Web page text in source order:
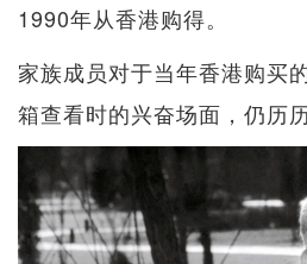
1990年从香港购得。
家族成员对于当年香港购买
箱查看时的兴奋场面，仍历历